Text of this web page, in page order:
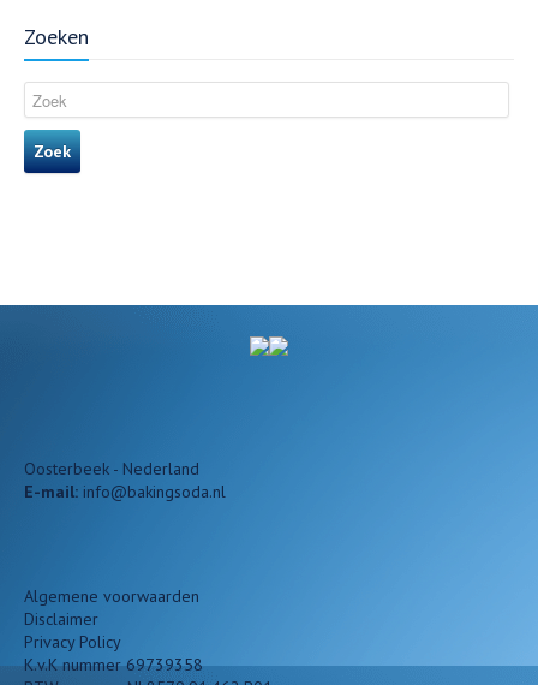
Zoeken
Zoek
Oosterbeek - Nederland
E-mail: info@bakingsoda.nl
Algemene voorwaarden
Disclaimer
Privacy Policy
K.v.K nummer 69739358